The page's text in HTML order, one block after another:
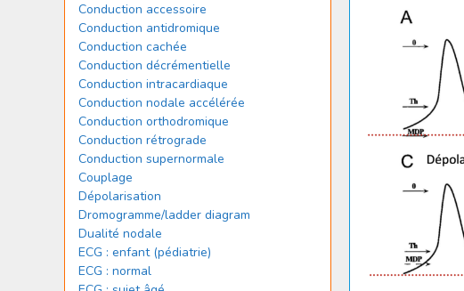
Conduction accessoire
Conduction antidromique
Conduction cachée
Conduction décrémentielle
Conduction intracardiaque
Conduction nodale accélérée
Conduction orthodromique
Conduction rétrograde
Conduction supernormale
Couplage
Dépolarisation
Dromogramme/ladder diagram
Dualité nodale
ECG : enfant (pédiatrie)
ECG : normal